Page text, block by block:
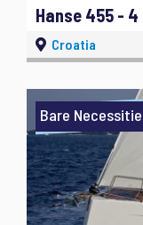
Hanse 455 -
Croatia
Bare